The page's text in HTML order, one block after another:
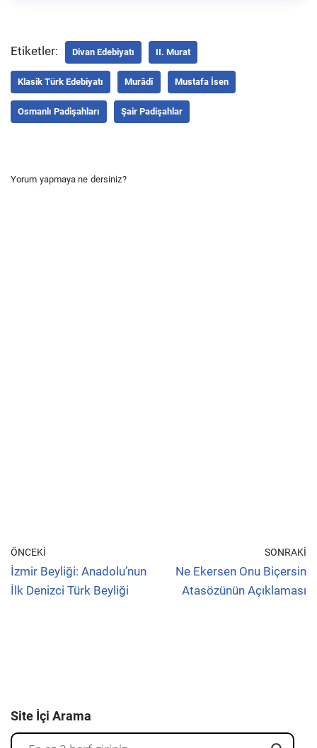
Etiketler: Divan Edebiyatı II. Murat
Klasik Türk Edebiyatı Murâdî Mustafa İsen
Osmanlı Padişahları Şair Padişahlar
Yorum yapmaya ne dersiniz?
ÖNCEKI
İzmir Beyliği: Anadolu’nun
İlk Denizci Türk Beyliği
SONRAKI
Ne Ekersen Onu Biçersin
Atasözünün Açıklaması
Site İçi Arama